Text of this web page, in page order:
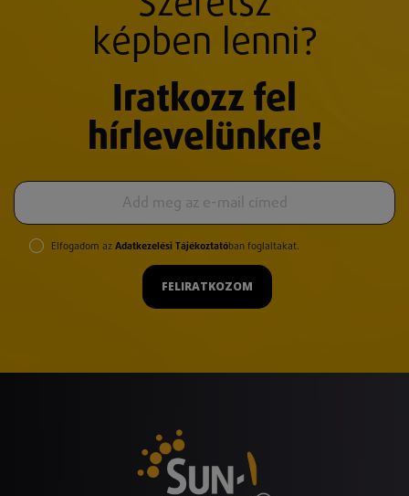
képben lenni?
Iratkozz fel
hírlevelünkre!
Elfogadom az Adatkezelési Tájékoztatóban foglaltakat.
FELIRATKOZOM